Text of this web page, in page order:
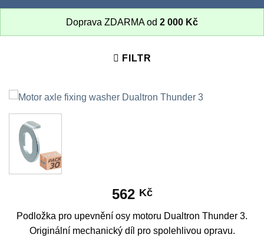
Doprava ZDARMA od 2 000 Kč
FILTR
562 Kč
Podložka pro upevnění osy motoru Dualtron Thunder 3.
Originální mechanický díl pro spolehlivou opravu.